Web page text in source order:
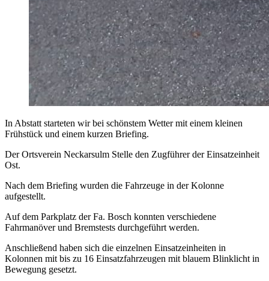
In Abstatt starteten wir bei schönstem Wetter mit einem kleinen
Frühstück und einem kurzen Briefing.
Der Ortsverein Neckarsulm Stelle den Zugführer der Einsatzeinheit
Ost.
Nach dem Briefing wurden die Fahrzeuge in der Kolonne
aufgestellt.
Auf dem Parkplatz der Fa. Bosch konnten verschiedene
Fahrmanöver und Bremstests durchgeführt werden.
Anschließend haben sich die einzelnen Einsatzeinheiten in
Kolonnen mit bis zu 16 Einsatzfahrzeugen mit blauem Blinklicht in
Bewegung gesetzt.